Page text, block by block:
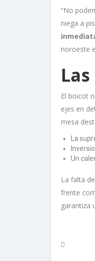
“No
niega a
noroeste
El boicot
ejes en
mesa
La
Un
La falta
frente
garantiza